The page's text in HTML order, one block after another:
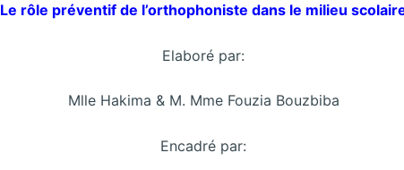
Le rôle préventif de l’orthophoniste dans le milieu
Elaboré par:
Mlle Hakima & M. Mme Fouzia Bouzbiba
Encadré par: